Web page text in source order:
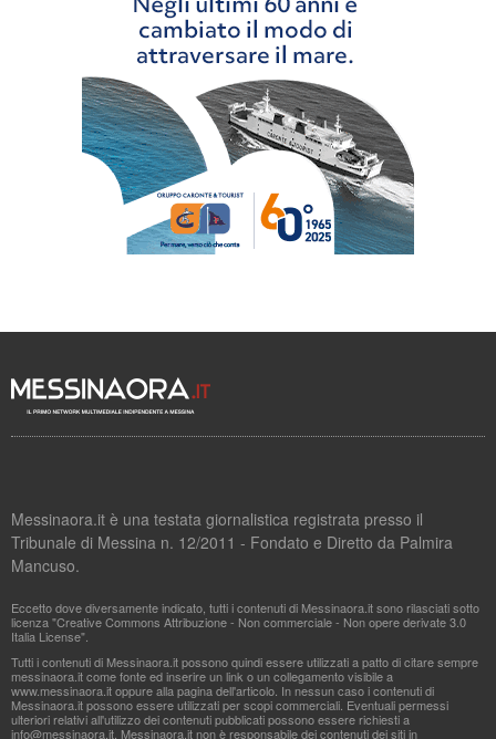
Messinaora.it è una testata giornalistica registrata presso il
Tribunale di Messina n. 12/2011 - Fondato e Diretto da Palmira
Mancuso.
Eccetto dove diversamente indicato, tutti i contenuti di Messinaora.it sono rilasciati sotto
licenza "Creative Commons Attribuzione - Non commerciale - Non opere derivate 3.0
Italia License".
Tutti i contenuti di Messinaora.it possono quindi essere utilizzati a patto di citare sempre
messinaora.it come fonte ed inserire un link o un collegamento visibile a
www.messinaora.it oppure alla pagina dell'articolo. In nessun caso i contenuti di
Messinaora.it possono essere utilizzati per scopi commerciali. Eventuali permessi
ulteriori relativi all'utilizzo dei contenuti pubblicati possono essere richiesti a
info@messinaora.it . Messinaora.it non è responsabile dei contenuti dei siti in